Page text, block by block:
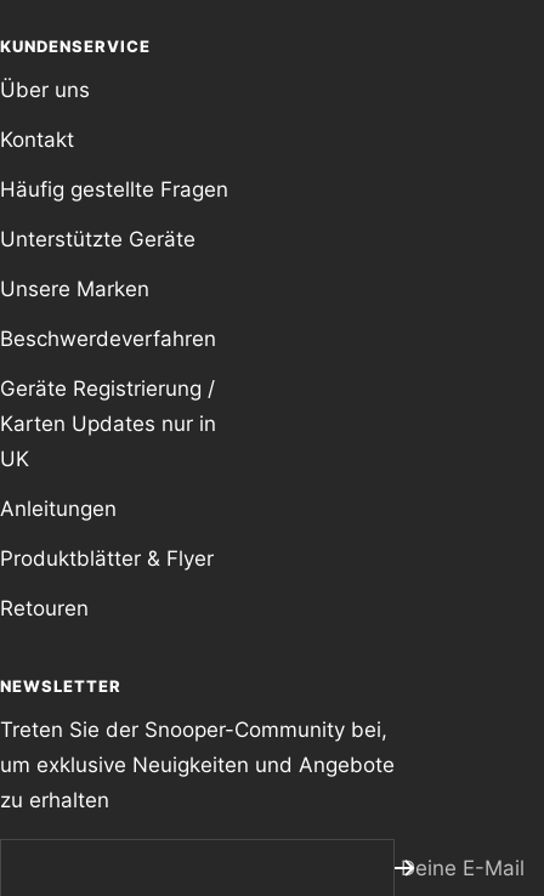
KUNDENSERVICE
Über uns
Kontakt
Häufig gestellte Fragen
Unterstützte Geräte
Unsere Marken
Beschwerdeverfahren
Geräte Registrierung /
Karten Updates nur in
UK
Anleitungen
Produktblätter & Flyer
Retouren
NEWSLETTER
Treten Sie der Snooper-Community bei,
um exklusive Neuigkeiten und Angebote
zu erhalten
Deine E-Mail